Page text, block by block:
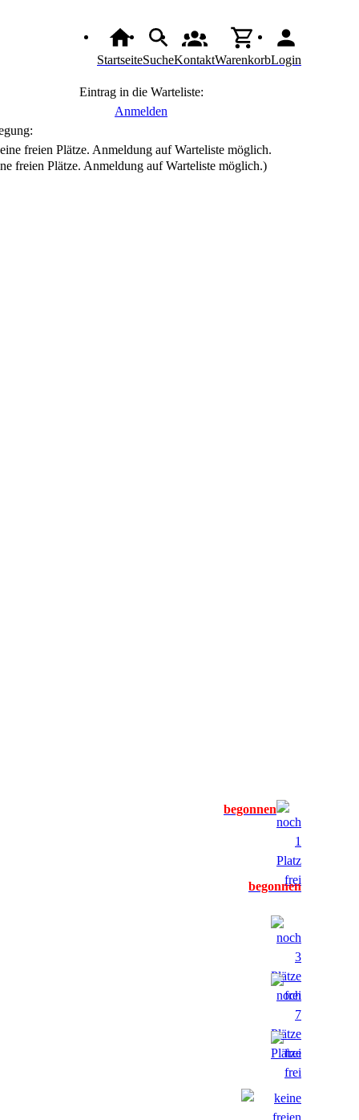
StartseiteSucheKontaktWarenkorbLogin
Eintrag in die Warteliste:
Anmelden
freien Plätze. Anmeldung auf Warteliste möglich.)